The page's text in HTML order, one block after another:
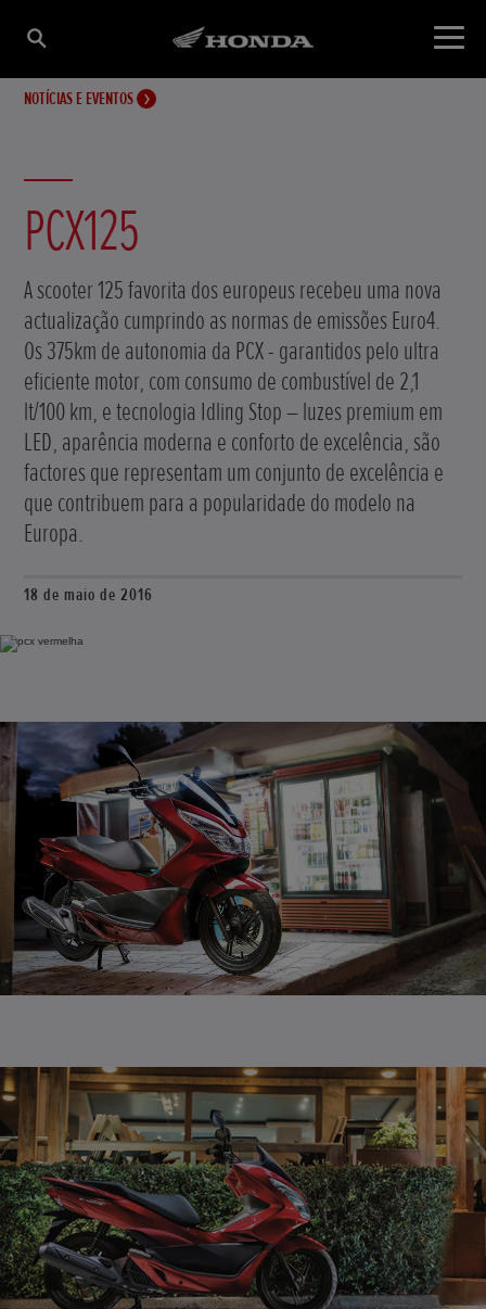
NOTÍCIAS E EVENTOS
PCX125
A scooter 125 favorita dos europeus recebeu uma nova
actualização cumprindo as normas de emissões Euro4.
Os 375km de autonomia da PCX - garantidos pelo ultra
eficiente motor, com consumo de combustível de 2,1
lt/100 km, e tecnologia Idling Stop – luzes premium em
LED, aparência moderna e conforto de excelência, são
factores que representam um conjunto de excelência e
que contribuem para a popularidade do modelo na
Europa.
18 de maio de 2016